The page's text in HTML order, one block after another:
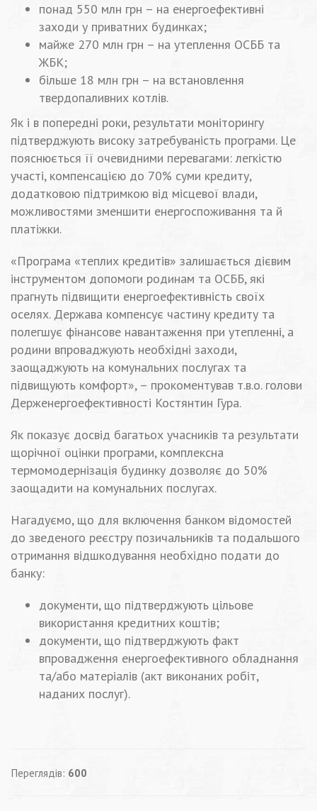
понад 550 млн грн – на енергоефективні
заходи у приватних будинках;
майже 270 млн грн – на утеплення ОСББ та
ЖБК;
більше 18 млн грн – на встановлення
твердопаливних котлів.
Як і в попередні роки, результати моніторингу
підтверджують високу затребуваність програми. Це
пояснюється її очевидними перевагами: легкістю
участі, компенсацією до 70% суми кредиту,
додатковою підтримкою від місцевої влади,
можливостями зменшити енергоспоживання та й
платіжки.
«Програма «теплих кредитів» залишається дієвим
інструментом допомоги родинам та ОСББ, які
прагнуть підвищити енергоефективність своїх
оселях. Держава компенсує частину кредиту та
полегшує фінансове навантаження при утепленні, а
родини впроваджують необхідні заходи,
заощаджують на комунальних послугах та
підвищують комфорт», – прокоментував т.в.о. голови
Держенергоефективності Костянтин Гура.
Як показує досвід багатьох учасників та результати
щорічної оцінки програми, комплексна
термомодернізація будинку дозволяє до 50%
заощадити на комунальних послугах.
Нагадуємо, що для включення банком відомостей
до зведеного реєстру позичальників та подальшого
отримання відшкодування необхідно подати до
банку:
документи, що підтверджують цільове
використання кредитних коштів;
документи, що підтверджують факт
впровадження енергоефективного обладнання
та/або матеріалів (акт виконаних робіт,
наданих послуг).
Переглядів: 600